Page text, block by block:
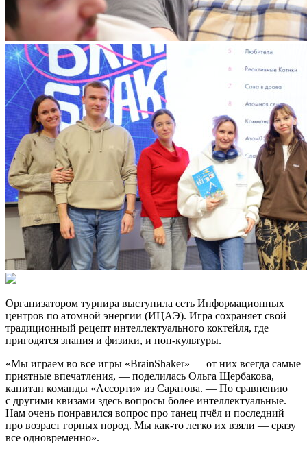
Организатором турнира выступила сеть Информационных
центров по атомной энергии (ИЦАЭ). Игра сохраняет свой
традиционный рецепт интеллектуального коктейля, где
пригодятся знания и физики, и поп-культуры.
«Мы играем во все игры «BrainShaker» — от них всегда самые
приятные впечатления, — поделилась Ольга Щербакова,
капитан команды «Ассорти» из Саратова. — По сравнению
с другими квизами здесь вопросы более интеллектуальные.
Нам очень понравился вопрос про танец пчёл и последний
про возраст горных пород. Мы как-то легко их взяли — сразу
все одновременно».